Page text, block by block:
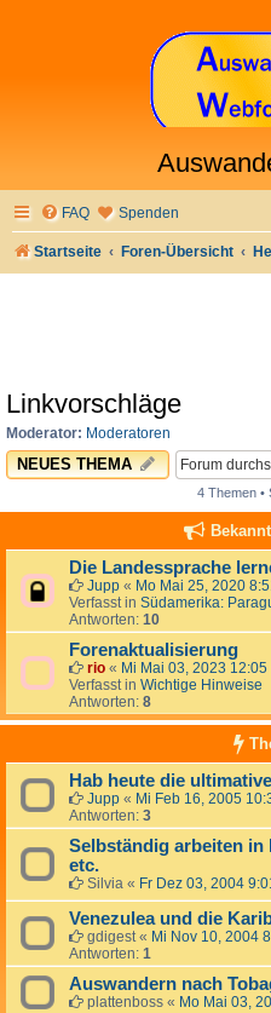
FAQ Spenden
Startseite Foren-Übersicht
Linkvorschläge
Moderator: Moderatoren
NEUES THEMA
4 Themen •
Die Landessprache
Jupp « Mo Mai 25, 2020
Verfasst in Südamerika:
Antworten: 10
Forenaktualisierung
rio « Mi Mai 03, 2023 12:05
Verfasst in Wichtige Hinweise
Antworten: 8
Hab heute die
Jupp « Mi Feb 16, 2005
Antworten: 3
Selbständig arbeiten in
etc.
Silvia « Fr Dez 03, 2004
Venezulea und die
gdigest« Mi Nov 10, 2004
Antworten: 1
Auswandern nach
plattenboss « Mo Mai 03,